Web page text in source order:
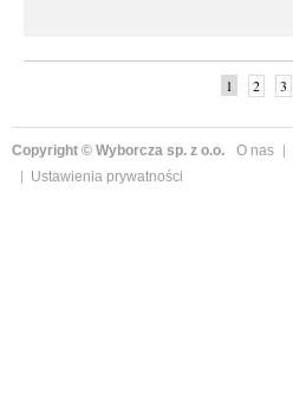
1 2 3
Copyright © Wyborcza sp. z o.o. O nas
Ustawienia prywatności